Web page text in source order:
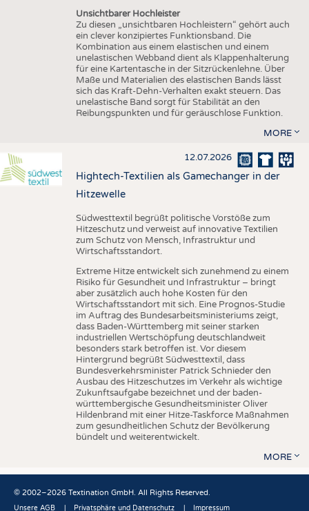
Unsichtbarer Hochleister
Zu diesen „unsichtbaren Hochleistern“ gehört auch
ein clever konzipiertes Funktionsband. Die
Kombination aus einem elastischen und einem
unelastischen Webband dient als Klappenhalterung
für eine Kartentasche in der Sitzrückenlehne. Über
Maße und Materialien des elastischen Bands lässt
sich das Kraft-Dehn-Verhalten exakt steuern. Das
unelastische Band sorgt für Stabilität an den
Reibungspunkten und für geräuschlose Funktion.
MORE
12.07.2026
Hightech-Textilien als Gamechanger in der
Hitzewelle
Südwesttextil begrüßt politische Vorstöße zum
Hitzeschutz und verweist auf innovative Textilien
zum Schutz von Mensch, Infrastruktur und
Wirtschaftsstandort.
Extreme Hitze entwickelt sich zunehmend zu einem
Risiko für Gesundheit und Infrastruktur – bringt
aber zusätzlich auch hohe Kosten für den
Wirtschaftsstandort mit sich. Eine Prognos-Studie
im Auftrag des Bundesarbeitsministeriums zeigt,
dass Baden-Württemberg mit seiner starken
industriellen Wertschöpfung deutschlandweit
besonders stark betroffen ist. Vor diesem
Hintergrund begrüßt Südwesttextil, dass
Bundesverkehrsminister Patrick Schnieder den
Ausbau des Hitzeschutzes im Verkehr als wichtige
Zukunftsaufgabe bezeichnet und der baden-
württembergische Gesundheitsminister Oliver
Hildenbrand mit einer Hitze-Taskforce Maßnahmen
zum gesundheitlichen Schutz der Bevölkerung
bündelt und weiterentwickelt.
MORE
© 2002–2026 Textination GmbH. All Rights Reserved.
Unsere AGB Privatsphäre und Datenschutz Impressum